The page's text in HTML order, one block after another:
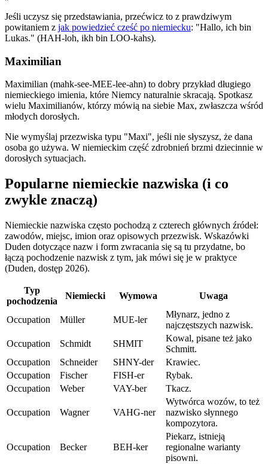
Jeśli uczysz się przedstawiania, przećwicz to z prawdziwym
powitaniem z jak powiedzieć cześć po niemiecku: "Hallo, ich bin
Lukas." (HAH-loh, ikh bin LOO-kahs).
Maximilian
Maximilian (mahk-see-MEE-lee-ahn) to dobry przykład długiego
niemieckiego imienia, które Niemcy naturalnie skracają. Spotkasz
wielu Maximilianów, którzy mówią na siebie Max, zwłaszcza wśród
młodych dorosłych.
Nie wymyślaj przezwiska typu "Maxi", jeśli nie słyszysz, że dana
osoba go używa. W niemieckim część zdrobnień brzmi dziecinnie w
dorosłych sytuacjach.
Popularne niemieckie nazwiska (i co
zwykle znaczą)
Niemieckie nazwiska często pochodzą z czterech głównych źródeł:
zawodów, miejsc, imion oraz opisowych przezwisk. Wskazówki
Duden dotyczące nazw i form zwracania się są tu przydatne, bo
łączą pochodzenie nazwisk z tym, jak mówi się je w praktyce
(Duden, dostęp 2026).
Typ
pochodzenia
Niemiecki Wymowa Uwaga
Occupation Müller MUE-ler
Młynarz, jedno z
najczęstszych nazwisk.
Occupation
Schmidt SHMIT
Kowal, pisane też jako
Schmitt.
Occupation
Schneider SHNY-der
Krawiec.
Occupation
Fischer FISH-er
Rybak.
Occupation
Weber VAY-ber Tkacz.
Occupation Wagner VAHG-ner
Wytwórca wozów, to też
nazwisko słynnego
kompozytora.
Occupation Becker BEH-ker
Piekarz, istnieją
regionalne warianty
pisowni.